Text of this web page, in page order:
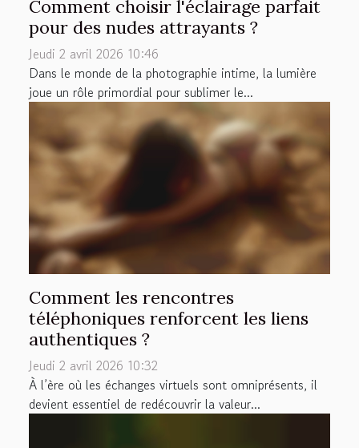
Comment choisir l'éclairage parfait
pour des nudes attrayants ?
Jeudi 2 avril 2026 10:46
Dans le monde de la photographie intime, la lumière
joue un rôle primordial pour sublimer le...
Comment les rencontres
téléphoniques renforcent les liens
authentiques ?
Jeudi 2 avril 2026 10:32
À l’ère où les échanges virtuels sont omniprésents, il
devient essentiel de redécouvrir la valeur...